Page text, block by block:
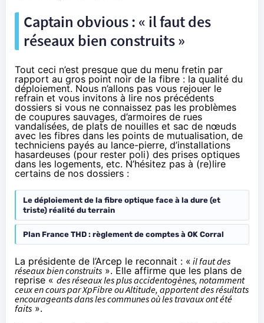
Captain obvious : « il faut des
réseaux bien construits »
Tout ceci n’est presque que du menu fretin par
rapport au gros point noir de la fibre : la qualité du
déploiement. Nous n’allons pas vous rejouer le
refrain et vous invitons à lire nos précédents
dossiers si vous ne connaissez pas les problèmes
de coupures sauvages, d’armoires de rues
vandalisées, de plats de nouilles et sac de nœuds
avec les fibres dans les points de mutualisation, de
techniciens payés au lance-pierre, d’installations
hasardeuses (pour rester poli) des prises optiques
dans les logements, etc. N’hésitez pas à (re)lire
certains de nos dossiers :
Le déploiement de la fibre optique face à la dure (et
triste) réalité du terrain
Plan France THD : règlement de comptes à OK Corral
La présidente de l’Arcep le reconnait : « il faut des
réseaux bien construits ». Elle affirme que les plans de
reprise « des réseaux les plus accidentogènes, notamment
ceux en cours par XpFibre ou Altitude, apportent des résultats
encourageants dans les communes où les travaux ont été
faits ».